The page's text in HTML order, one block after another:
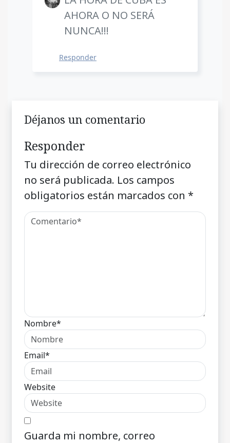
AHORA O NO SERÁ
NUNCA!!!
Responder
Déjanos un comentario
Responder
Tu dirección de correo electrónico
no será publicada. Los campos
obligatorios están marcados con *
Nombre*
Email*
Website
Guarda mi nombre, correo